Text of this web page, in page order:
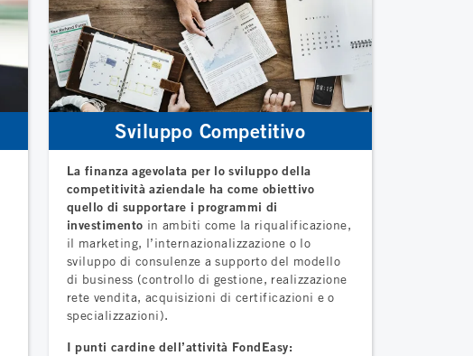
Sviluppo Competitivo
La finanza agevolata per lo sviluppo della
competitività aziendale ha come obiettivo
quello di supportare i programmi di
investimento in ambiti come la riqualificazione,
il marketing, l’internazionalizzazione o lo
sviluppo di consulenze a supporto del modello
di business (controllo di gestione, realizzazione
rete vendita, acquisizioni di certificazioni e o
specializzazioni).
I punti cardine dell’attività FondEasy: